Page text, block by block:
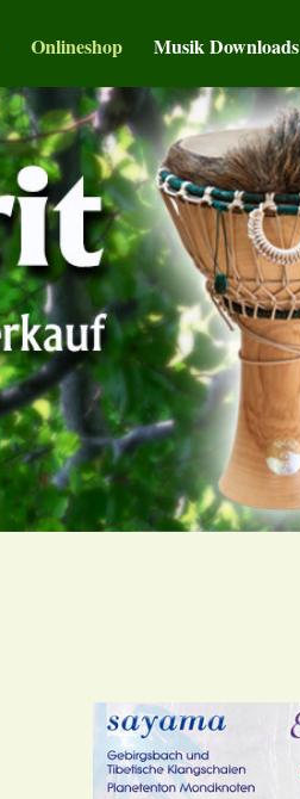
Onlineshop Musik Downloads